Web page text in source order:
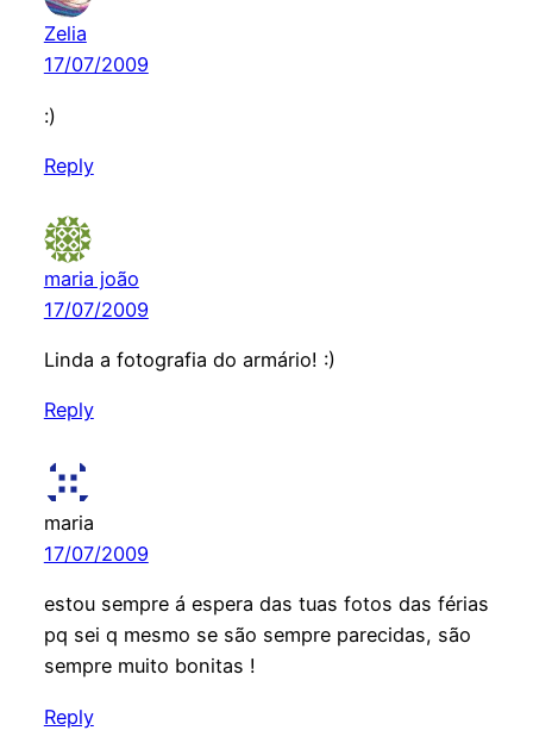
Zelia
17/07/2009
:)
Reply
maria joão
17/07/2009
Linda a fotografia do armário! :)
Reply
maria
17/07/2009
estou sempre á espera das tuas fotos das férias
pq sei q mesmo se são sempre parecidas, são
sempre muito bonitas !
Reply